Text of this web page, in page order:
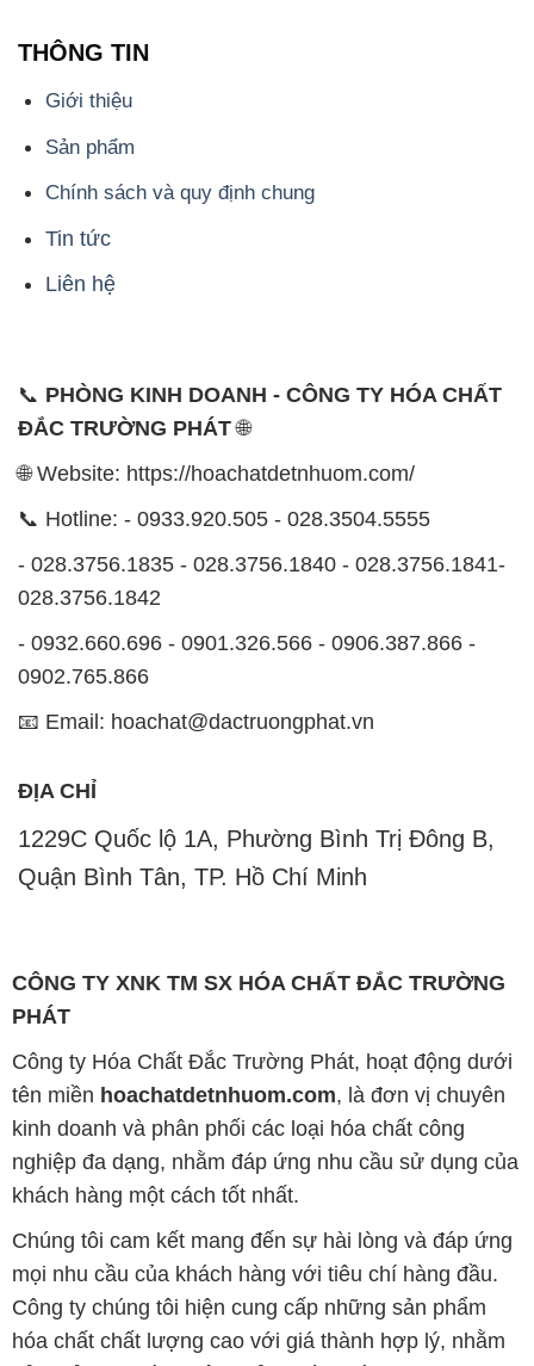
Chính sách và quy định chung
Tin tức
Liên hệ
📞
PHÒNG KINH DOANH - CÔNG TY HÓA CHẤT
ĐẮC TRƯỜNG PHÁT
- 028.3756.1835 - 028.3756.1840 - 028.3756.1841-
0902.765.866
📧 Email: hoachat@dactruongphat.vn
ĐỊA CHỈ
1229C Quốc lộ 1A, Phường Bình Trị Đông B,
Quận Bình Tân, TP. Hồ Chí Minh
CÔNG TY XNK TM SX HÓA CHẤT ĐẮC TRƯỜNG
PHÁT
kinh doanh và phân phối các loại hóa chất công
nghiệp đa dạng, nhằm đáp ứng nhu cầu sử dụng của
khách hàng một cách tốt nhất.
Chúng tôi cam kết mang đến sự hài lòng và đáp ứng
mọi nhu cầu của khách hàng với tiêu chí hàng đầu.
Công ty chúng tôi hiện cung cấp những sản phẩm
hóa chất chất lượng cao với giá thành hợp lý, nhằm
đảm bảo sự thành công của khách hàng.
Uy tín là một trong những nguyên tắc quan trọng
trong hoạt động kinh doanh của chúng tôi. Chúng tôi
luôn ý thức rằng những sản phẩm mà chúng tôi cung